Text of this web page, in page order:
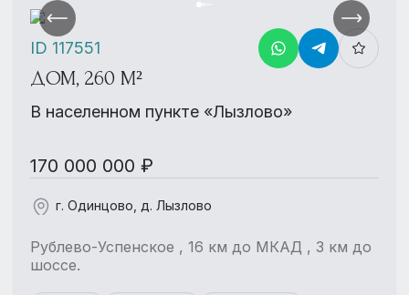
ДОМ, 260 М²
В населенном пункте «Лызлово»
170 000 000 ₽
г. Одинцово, д. Лызлово
Рублево-Успенское , 16 км до МКАД , 3 км до
шоссе.
ID 117551